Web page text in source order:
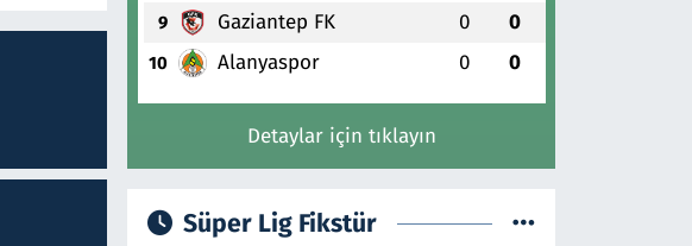
9 Gaziantep FK 0 0
10 Alanyaspor 0 0
Detaylar için tıklayın
Süper Lig Fikstür